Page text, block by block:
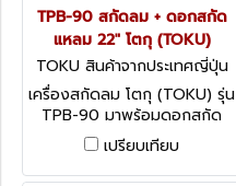
TPB-90 สกัดลม + ดอกสกัด
แหลม 22" โตกุ (TOKU)
TOKU สินค้าจากประเทศญี่ปุ่น
TPB-90
เครื่องสกัดลม โตกุ (TOKU) รุ่น
TPB-90 มาพร้อมดอกสกัด
แหลมยาว 22 นิ้ว สำหรับงาน
หนักที่คอนกรีตมีความแข็งสูง มี
สลักล๊อกดอกสกัด ทำให้เปลี่ยน
เปรียบเทียบ